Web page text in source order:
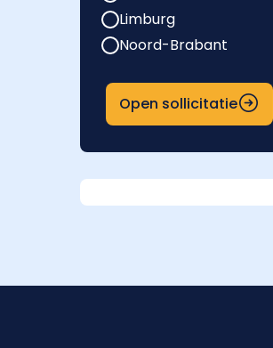
Limburg
Noord-Brabant
Open sollicitatie